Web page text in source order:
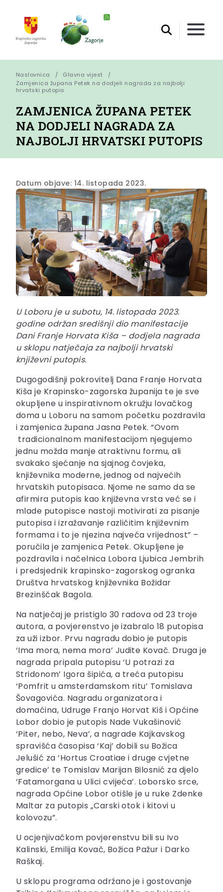
Naslovnica
Glavna vijest
Zamjenica župana Petek na dodjeli nagrada za najbolji
hrvatski putopis
ZAMJENICA ŽUPANA PETEK
NA DODJELI NAGRADA ZA
NAJBOLJI HRVATSKI PUTOPIS
Datum objave: 14. listopada 2023.
U Loboru je u subotu, 14. listopada 2023.
godine održan središnji dio manifestacije
Dani Franje Horvata Kiša – dodjela nagrada
u sklopu natječaja za najbolji hrvatski
književni putopis.
Dugogodišnji pokrovitelj Dana Franje Horvata
Kiša je Krapinsko-zagorska županija te je sve
okupljene u inspirativnom okružju lovačkog
doma u Loboru na samom početku pozdravila
i zamjenica župana Jasna Petek. “Ovom
tradicionalnom manifestacijom njegujemo
jednu možda manje atraktivnu formu, ali
svakako sjećanje na sjajnog čovjeka,
književnika moderne, jednog od najvećih
hrvatskih putopisaca. Njome ne samo da se
afirmira putopis kao književna vrsta već se i
mlade putopisce nastoji motivirati za pisanje
putopisa i izražavanje različitim književnim
formama i to je njezina najveća vrijednost” –
poručila je zamjenica Petek. Okupljene je
pozdravila i načelnica Lobora Ljubica Jembrih
i predsjednik krapinsko-zagorskog ogranka
Društva hrvatskog književnika Božidar
Brezinščak Bagola.
Na natječaj je pristiglo 30 radova od 23 troje
autora, a povjerenstvo je izabralo 18 putopisa
za uži izbor. Prvu nagradu dobio je putopis
‘Ima mora, nema mora’ Judite Kovač. Druga je
nagrada pripala putopisu ‘U potrazi za
Stridonom’ Igora šipića, a treća putopisu
‘Pomfrit u amsterdamskom ritu’ Tomislava
Šovagovića. Nagradu organizatora i
domaćina, Udruge Franjo Horvat Kiš i Općine
Lobor dobio je putopis Nade Vukašinović
‘Piter, nebo, Neva’, a nagrade Kajkavskog
spravišća časopisa ‘Kaj’ dobili su Božica
Jelušić za ‘Hortus Croatiae i druge cvjetne
gredice’ te Tomislav Marijan Bilosnić za djelo
‘Fatamorgana u Ulici cvijeća’. Loborsko srce,
nagrada Općine Lobor otišle je u ruke Zdenke
Maltar za putopis „Carski otok i kitovi u
kolovozu”.
U ocjenjivačkom povjerenstvu bili su Ivo
Kalinski, Emilija Kovač, Božica Pažur i Darko
Raškaj.
U sklopu programa odrźano je i gostovanje